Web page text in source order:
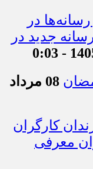
رسانه‌ها در
شمالی / فعالیت ۱۳ رسانه جدید در
08 مرداد
کارگران
معرفی